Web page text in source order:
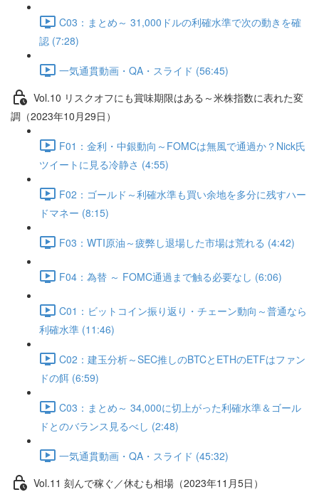
C03：まとめ～ 31,000ドルの利確水準で次の動きを確
認 (7:28)
一気通貫動画・QA・スライド (56:45)
Vol.10 リスクオフにも賞味期限はある～米株指数に表れた変
調（2023年10月29日）
F01：金利・中銀動向～FOMCは無風で通過か？Nick氏
ツイートに見る冷静さ (4:55)
F02：ゴールド～利確水準も買い余地を多分に残すハー
ドマネー (8:15)
F03：WTI原油～疲弊し退場した市場は荒れる (4:42)
F04：為替 ～ FOMC通過まで触る必要なし (6:06)
C01：ビットコイン振り返り・チェーン動向～普通なら
利確水準 (11:46)
C02：建玉分析～SEC推しのBTCとETHのETFはファン
ドの餌 (6:59)
C03：まとめ～ 34,000に切上がった利確水準＆ゴール
ドとのバランス見るべし (2:48)
一気通貫動画・QA・スライド (45:32)
Vol.11 刻んで稼ぐ／休むも相場（2023年11月5日）